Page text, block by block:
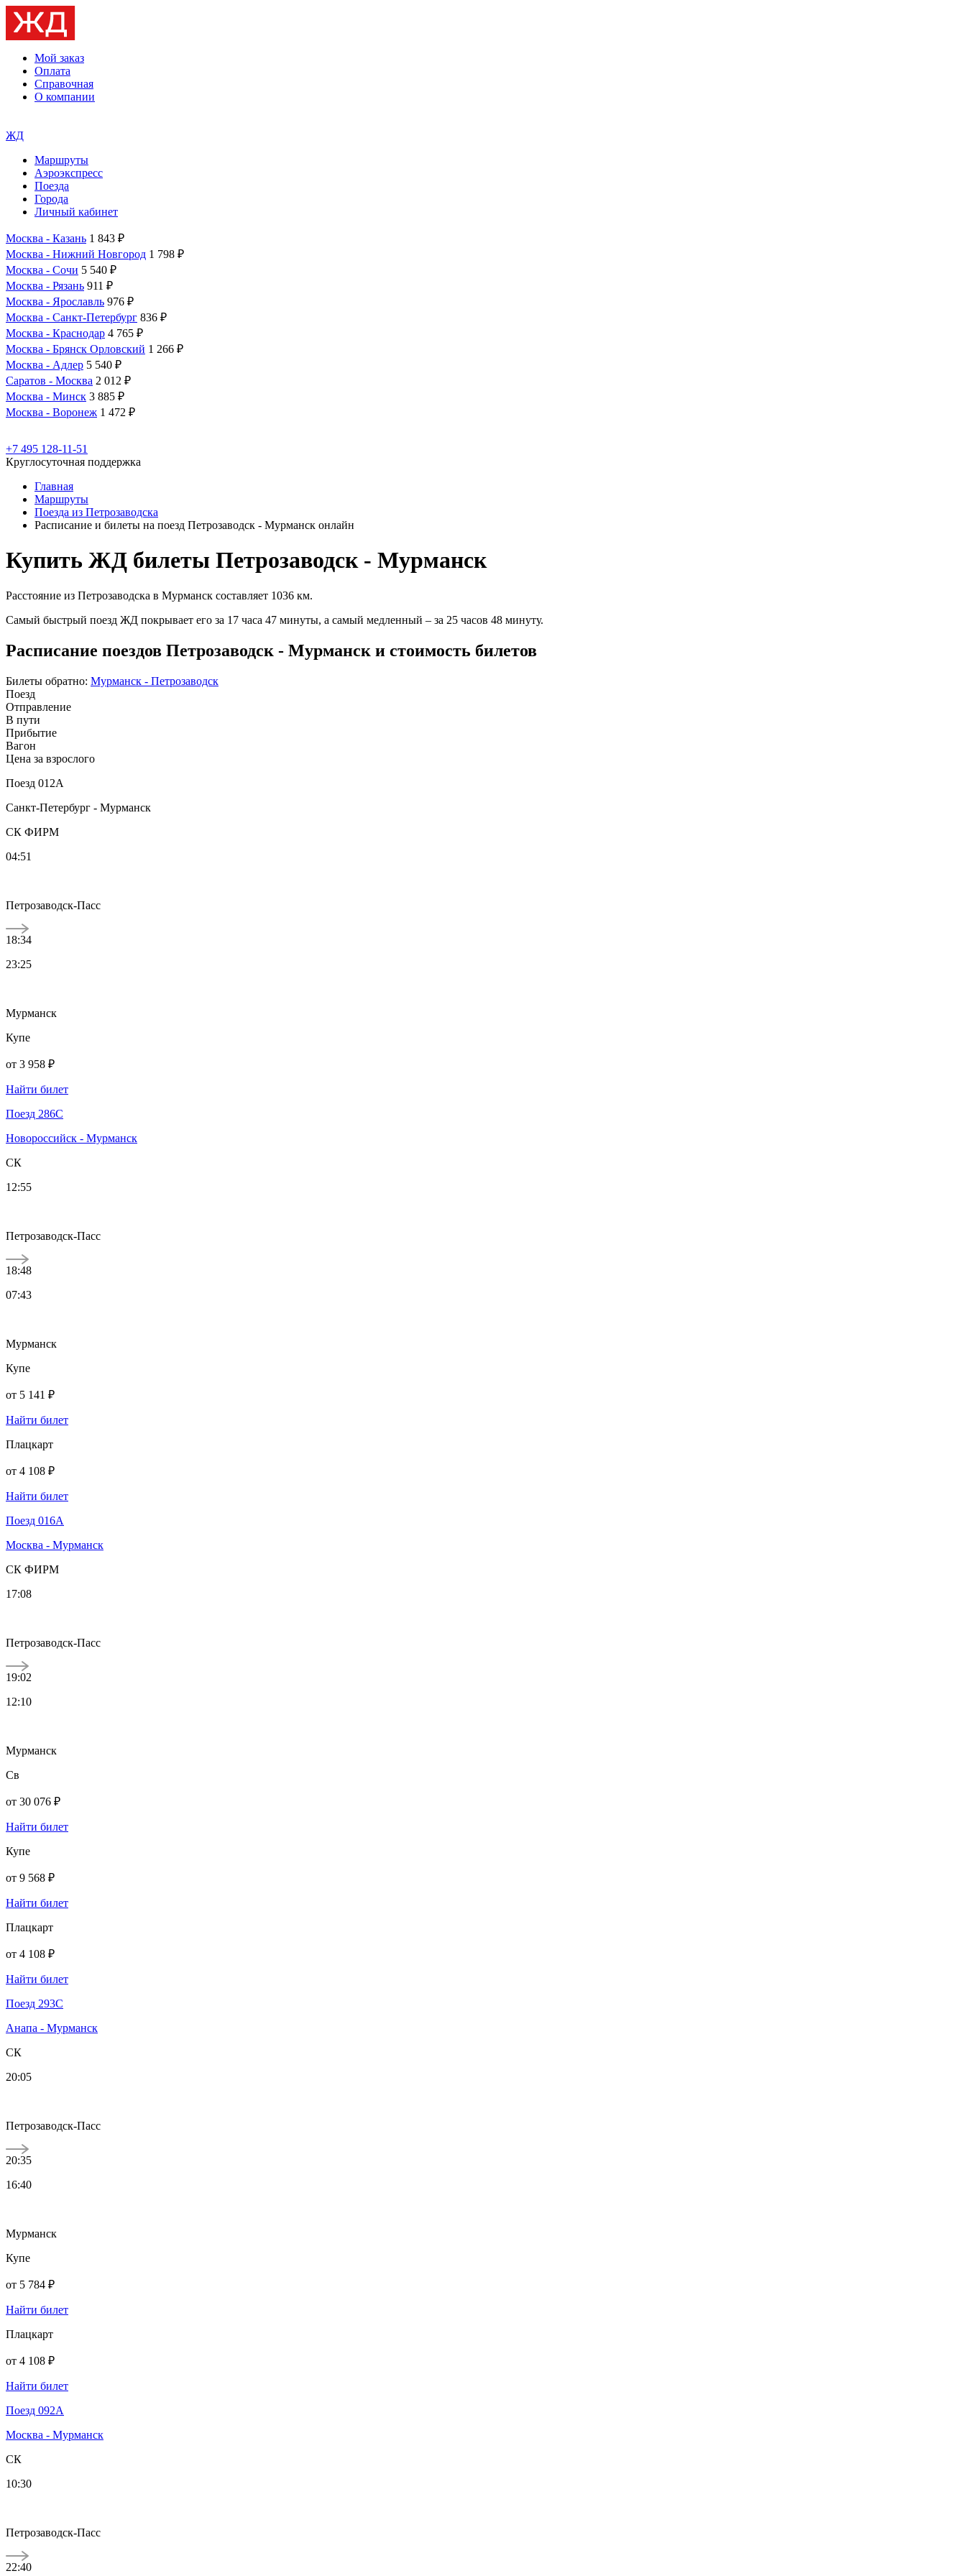
Мой заказ
Оплата
Справочная
О компании
ЖД
Маршруты
Аэроэкспресс
Поезда
Города
Личный кабинет
Москва - Казань 1 843 ₽
Москва - Нижний Новгород 1 798 ₽
Москва - Сочи 5 540 ₽
Москва - Рязань 911 ₽
Москва - Ярославль 976 ₽
Москва - Санкт-Петербург 836 ₽
Москва - Краснодар 4 765 ₽
Москва - Брянск Орловский 1 266 ₽
Москва - Адлер 5 540 ₽
Саратов - Москва 2 012 ₽
Москва - Минск 3 885 ₽
Москва - Воронеж 1 472 ₽
+7 495 128-11-51
Круглосуточная поддержка
Главная
Маршруты
Поезда из Петрозаводска
Расписание и билеты на поезд Петрозаводск - Мурманск онлайн
Купить ЖД билеты Петрозаводск - Мурманск
Расстояние из Петрозаводска в Мурманск составляет 1036 км.
Самый быстрый поезд ЖД покрывает его за 17 часа 47 минуты, а самый медленный – за 25 часов 48 минуту.
Расписание поездов Петрозаводск - Мурманск и стоимость билетов
Билеты обратно: Мурманск - Петрозаводск
Поезд
Отправление
В пути
Прибытие
Вагон
Цена за взрослого
Поезд 012А
Санкт-Петербург - Мурманск
СК ФИРМ
04:51
Петрозаводск-Пасс
18:34
23:25
Мурманск
Купе
от 3 958 ₽
Найти билет
Поезд 286С
Новороссийск - Мурманск
СК
12:55
Петрозаводск-Пасс
18:48
07:43
Мурманск
Купе
от 5 141 ₽
Найти билет
Плацкарт
от 4 108 ₽
Найти билет
Поезд 016А
Москва - Мурманск
СК ФИРМ
17:08
Петрозаводск-Пасс
19:02
12:10
Мурманск
Св
от 30 076 ₽
Найти билет
Купе
от 9 568 ₽
Найти билет
Плацкарт
от 4 108 ₽
Найти билет
Поезд 293С
Анапа - Мурманск
СК
20:05
Петрозаводск-Пасс
20:35
16:40
Мурманск
Купе
от 5 784 ₽
Найти билет
Плацкарт
от 4 108 ₽
Найти билет
Поезд 092А
Москва - Мурманск
СК
10:30
Петрозаводск-Пасс
22:40